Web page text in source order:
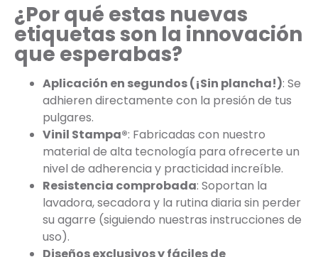
¿Por qué estas nuevas
etiquetas son la innovación
que esperabas?
Aplicación en segundos (¡Sin plancha!): Se
adhieren directamente con la presión de tus
pulgares.
Vinil Stampa®: Fabricadas con nuestro
material de alta tecnología para ofrecerte un
nivel de adherencia y practicidad increíble.
Resistencia comprobada: Soportan la
lavadora, secadora y la rutina diaria sin perder
su agarre (siguiendo nuestras instrucciones de
uso).